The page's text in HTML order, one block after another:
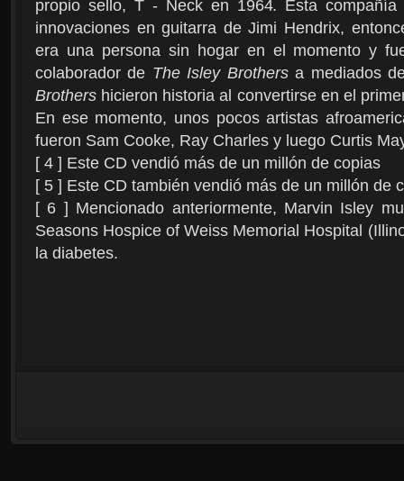
propio sello, T - Neck en 1964. Esta compañía
innovaciones en guitarra de Jimi Hendrix,
era una persona sin hogar en el momento y
colaborador de The Isley Brothersa mediados
Brothers hicieron historia al convertirse en el
En ese momento, unos pocos artistas
fueron Sam Cooke, Ray Charles y luego Curtis
[ 4 ] Este CD vendió más de un millón de copias
[ 5 ] Este CD también vendió más de un millón de
[ 6 ] Mencionado anteriormente, Marvin Isley
Seasons Hospice of Weiss Memorial Hospital
la diabetes.